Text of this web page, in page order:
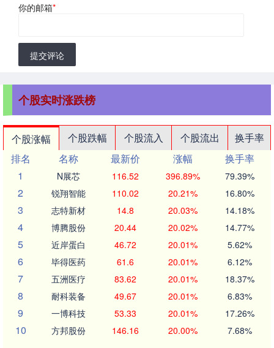
你的邮箱*
提交评论
个股实时涨跌榜
个股涨幅 个股跌幅 个股流入 个股流出
换手率
排名
名称 最新价 涨幅
换手率
1
N展芯 116.52 396.89% 79.39%
2 锐翔智能 110.02 20.21% 16.80%
3 志特新材 14.8 20.03% 14.18%
4 博腾股份 20.44 20.02% 14.77%
5 近岸蛋白 46.72 20.01% 5.62%
6 毕得医药 61.6 20.01% 6.12%
7 五洲医疗 83.62 20.01% 18.37%
8 耐科装备 49.67 20.01% 6.83%
9 一博科技 53.33 20.01% 17.26%
10 方邦股份 146.16 20.00% 7.68%